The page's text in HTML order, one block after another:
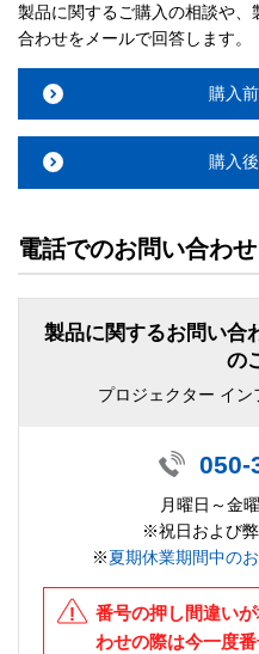
製品に関するご購入の相談や
合わせをメールで回答します。
購入
購入
電話でのお問い合わせ
製品に関するお問い合
の
プロジェクター イ
050-
月曜日～金
※祝日および
※夏期休業期間中の
番号の押し間違い
わせの際は今一度